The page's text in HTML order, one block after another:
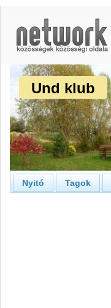
Und klub
Nyitó Tagok